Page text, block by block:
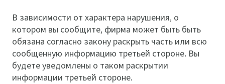
В зависимости от характера нарушения, о
котором вы сообщите, фирма может быть быть
обязана согласно закону раскрыть часть или всю
сообщенную информацию третьей стороне. Вы
будете уведомлены о таком раскрытии
информации третьей стороне.